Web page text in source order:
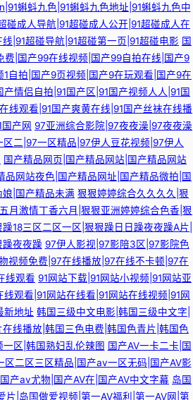
蝌蚪九色|91蝌蚪九色地址|91蝌蚪九色中
碰成人导航|91超碰成人公开|91超碰成人在
|91超碰导航|91超碰第一页|91超碰电影 国
费|国产99在线视频|国产99自拍在线|国产9
自拍|国产9页视频|国产9在玩观看|国产9在
产情侣自拍|91国产区|91国产视频人人|91国
线观看|91国产爽黄在线|91国产丝袜在线播
产网 97亚洲综合影院|97夜夜澡|97夜夜澡
二|97一区精品|97伊人豆花视频|97伊人
国产精品网页|国产精品网站|国产精品网站
品网站夜色|国产精品网址|国产精品微拍|国
|国产精品未满 狠狠婷婷综合久久久久|狠
月激情丁香六月|狠狠亚洲婷婷综合色香|狠
18三区二区一区|狠狠躁日日躁夜夜躁A片|
夜夜躁 97伊人影视|97影陪3区|97影院色
视频免费|97在线播放|97在线不卡顿|97在
线观看 91网站下载|91网站小视频|91网站亚
观看|91网站在线看|91网站在线视频|91网
新地址 韩国三级中文电影|韩国三级中文字|
线播放|韩国三色电费|韩国色青片|韩国色
区|韩国熟妇乱伦辣图 国产AV一卡二卡|国
区二区三区精品|国产av一区无码|国产AV影
产av尤物|国产AV在|国产AV中文字幕 岛国
片|岛国做爱视频|第一AV福利|第一AV网|第